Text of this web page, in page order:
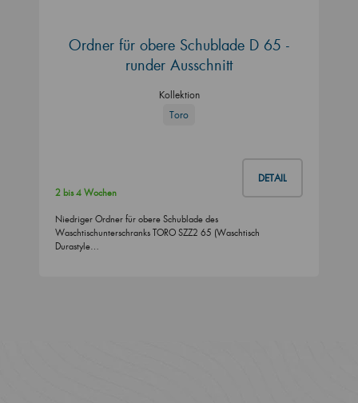
Ordner für obere Schublade D 65 -
runder Ausschnitt
Kollektion
Toro
DETAIL
2 bis 4 Wochen
Niedriger Ordner für obere Schublade des
Waschtischunterschranks TORO SZZ2 65 (Waschtisch
Durastyle…